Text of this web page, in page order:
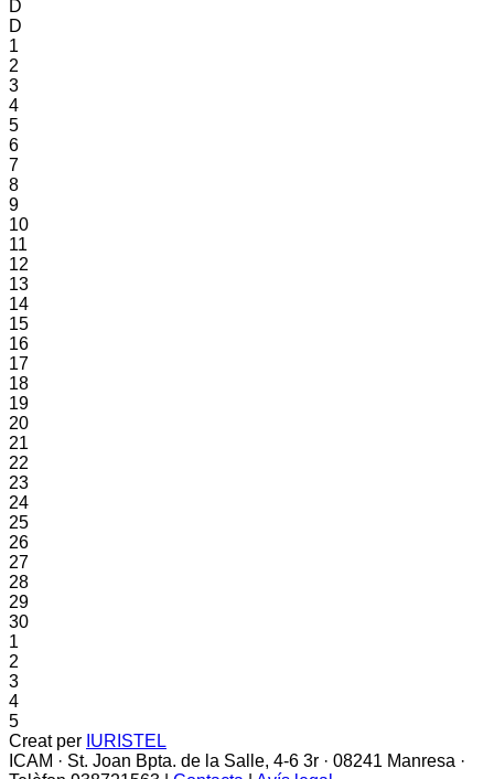
D
D
1
2
3
4
5
6
7
8
9
10
11
12
13
14
15
16
17
18
19
20
21
22
23
24
25
26
27
28
29
30
1
2
3
4
5
Creat per IURISTEL
ICAM · St. Joan Bpta. de la Salle, 4-6 3r · 08241 Manresa ·